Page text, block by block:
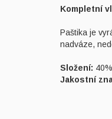
Kompletní
Paštika je
nadváze,
Složení:
Jakostní